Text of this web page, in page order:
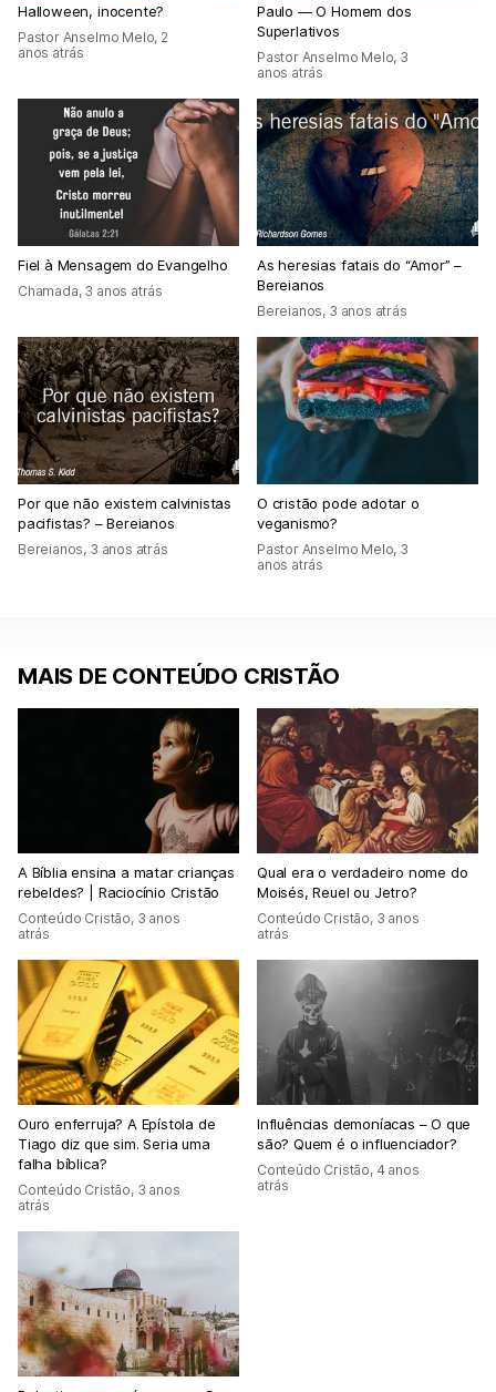
Halloween, inocente?
Pastor Anselmo Melo, 2
anos atrás
Paulo — O Homem dos
Superlativos
Pastor Anselmo Melo, 3
anos atrás
Fiel à Mensagem do Evangelho
Chamada, 3 anos atrás
As heresias fatais do “Amor” –
Bereianos
Bereianos, 3 anos atrás
Por que não existem calvinistas
pacifistas? – Bereianos
Bereianos, 3 anos atrás
O cristão pode adotar o
veganismo?
Pastor Anselmo Melo, 3
anos atrás
MAIS DE CONTEÚDO CRISTÃO
A Bíblia ensina a matar crianças
rebeldes? | Raciocínio Cristão
Conteúdo Cristão, 3 anos
atrás
Qual era o verdadeiro nome do
Moisés, Reuel ou Jetro?
Conteúdo Cristão, 3 anos
atrás
Ouro enferruja? A Epístola de
Tiago diz que sim. Seria uma
falha bíblica?
Conteúdo Cristão, 3 anos
atrás
Influências demoníacas – O que
são? Quem é o influenciador?
Conteúdo Cristão, 4 anos
atrás